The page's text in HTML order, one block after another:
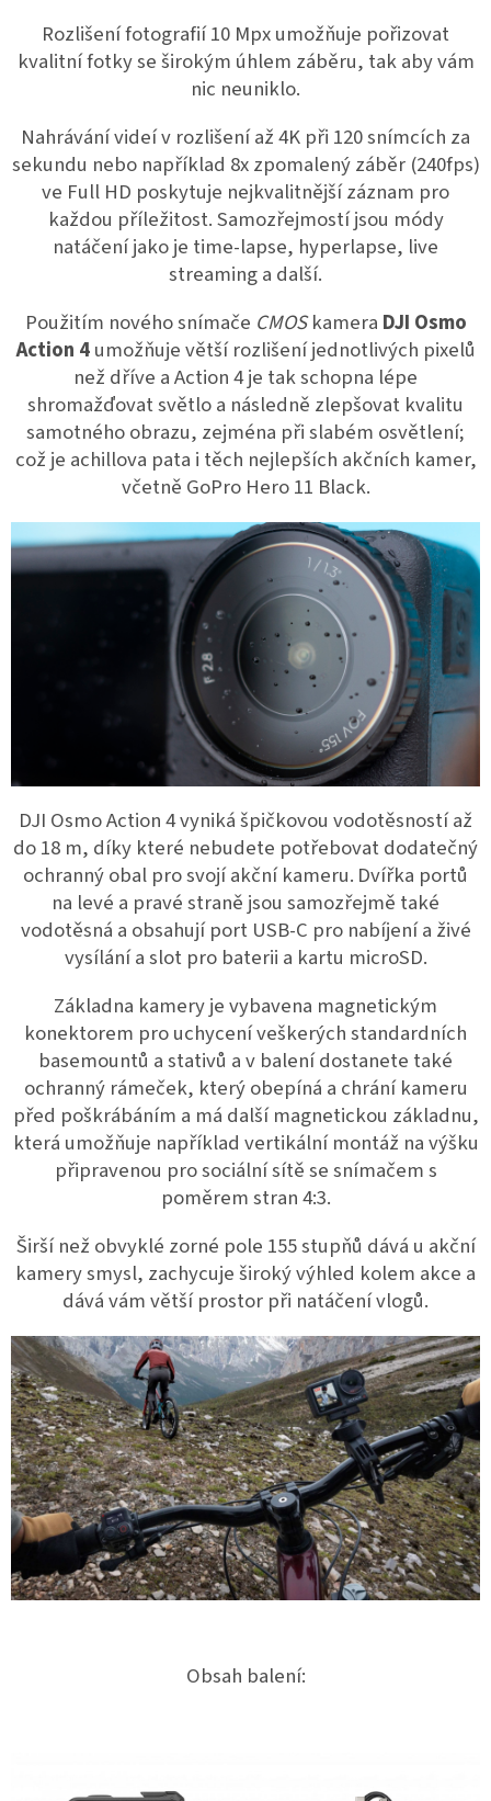
Rozlišení fotografií 10 Mpx umožňuje pořizovat
kvalitní fotky se širokým úhlem záběru, tak aby vám
nic neuniklo.
Nahrávání videí v rozlišení až 4K při 120 snímcích za
sekundu nebo například 8x zpomalený záběr (240fps)
ve Full HD poskytuje nejkvalitnější záznam pro
každou příležitost. Samozřejmostí jsou módy
natáčení jako je time-lapse, hyperlapse, live
streaming a další.
Použitím nového snímače CMOSkamera DJI Osmo
Action 4umožňuje větší rozlišení jednotlivých pixelů
než dříve a Action 4 je tak schopna lépe
shromažďovat světlo a následně zlepšovat kvalitu
samotného obrazu, zejména při slabém osvětlení;
což je achillova pata i těch nejlepších akčních kamer,
včetně GoPro Hero 11 Black.
DJI Osmo Action 4 vyniká špičkovou vodotěsností až
do 18 m, díky které nebudete potřebovat dodatečný
ochranný obal pro svojí akční kameru. Dvířka portů
na levé a pravé straně jsou samozřejmě také
vodotěsná a obsahují port USB-C pro nabíjení a živé
vysílání a slot pro baterii a kartu microSD.
Základna kamery je vybavena magnetickým
konektorem pro uchycení veškerých standardních
basemountů a stativů a v balení dostanete také
ochranný rámeček, který obepíná a chrání kameru
před poškrábáním a má další magnetickou základnu,
která umožňuje například vertikální montáž na výšku
připravenou pro sociální sítě se snímačem s
poměrem stran 4:3.
Širší než obvyklé zorné pole 155 stupňů dává u akční
kamery smysl, zachycuje široký výhled kolem akce a
dává vám větší prostor při natáčení vlogů.
Obsah balení: